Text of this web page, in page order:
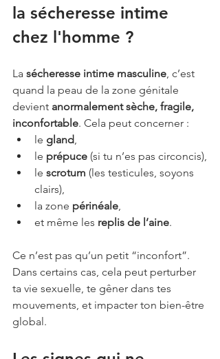
la sécheresse intime
chez l'homme ?
La sécheresse intime masculine, c’est
quand la peau de la zone génitale
devient anormalement sèche, fragile,
inconfortable. Cela peut concerner :
le gland,
le prépuce (si tu n’es pas circoncis),
le scrotum (les testicules, soyons
clairs),
la zone périnéale,
et même les replis de l’aine.
Ce n’est pas qu’un petit “inconfort”.
Dans certains cas, cela peut perturber
ta vie sexuelle, te gêner dans tes
mouvements, et impacter ton bien-être
global.